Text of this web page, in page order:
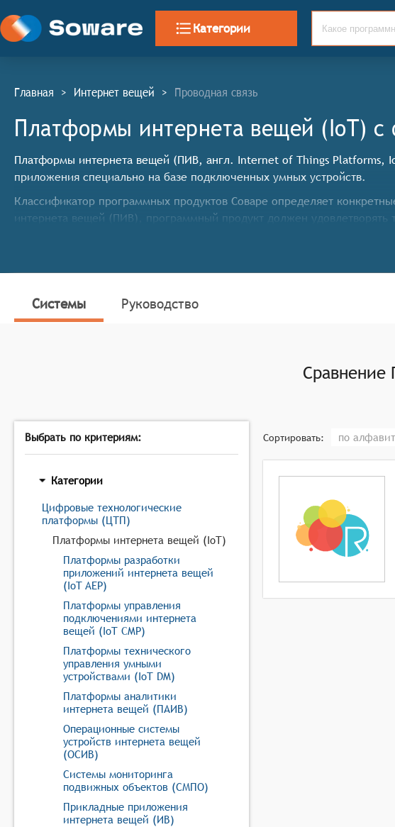
Категории
Главная > Интернет вещей > Проводная связь
Платформы интернета вещей (IoT) c
Платформы интернета вещей (ПИВ, англ. Internet of Things Platforms,
приложения специально на базе подключенных умных устройств.
Классификатор программных продуктов Соваре определяет
интернета вещей (ПИВ), программный продукт должен удовлетворять
Предоставлять разработчикам платформу для создания
Системы Руководство
Сравнение
Выбрать по критериям:
Категории
Цифровые технологические
платформы (ЦТП)
Платформы интернета вещей (IoT)
Платформы разработки
приложений интернета вещей
(IoT AEP)
Платформы управления
подключениями интернета
вещей (IoT CMP)
Платформы технического
управления умными
устройствами (IoT DM)
Платформы аналитики
интернета вещей (ПАИВ)
Операционные системы
устройств интернета вещей
(ОСИВ)
Системы мониторинга
подвижных объектов (СМПО)
Прикладные приложения
интернета вещей (ИВ)
Сортировать: по